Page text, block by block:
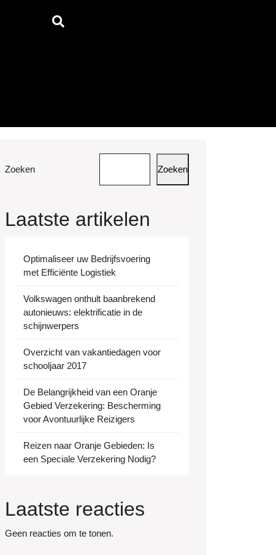
Zoeken Zoeken
Laatste artikelen
Optimaliseer uw Bedrijfsvoering
met Efficiënte Logistiek
Volkswagen onthult baanbrekend
autonieuws: elektrificatie in de
schijnwerpers
Overzicht van vakantiedagen voor
schooljaar 2017
De Belangrijkheid van een Oranje
Gebied Verzekering: Bescherming
voor Avontuurlijke Reizigers
Reizen naar Oranje Gebieden: Is
een Speciale Verzekering Nodig?
Laatste reacties
Geen reacties om te tonen.